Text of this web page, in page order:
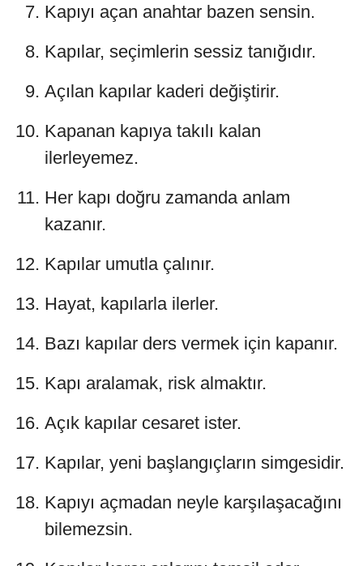
Kapıyı açan anahtar bazen sensin.
Kapılar, seçimlerin sessiz tanığıdır.
Açılan kapılar kaderi değiştirir.
Kapanan kapıya takılı kalan
ilerleyemez.
Her kapı doğru zamanda anlam
kazanır.
Kapılar umutla çalınır.
Hayat, kapılarla ilerler.
Bazı kapılar ders vermek için kapanır.
Kapı aralamak, risk almaktır.
Açık kapılar cesaret ister.
Kapılar, yeni başlangıçların simgesidir.
Kapıyı açmadan neyle karşılaşacağını
bilemezsin.